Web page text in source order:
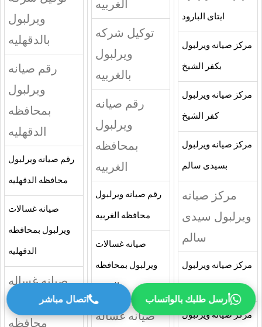
أرسل طلبك بالواتساب اتصال مباشر
ايتاى البارود
مركز صيانه ويرلبول
بكفر الشيخ
مركز صيانه ويرلبول
كفر الشيخ
مركز صيانه ويرلبول
بسيدى سالم
مركز صيانه
ويرلبول سيدى
سالم
مركز صيانه ويرلبول
مركز صيانه ويرلبول
الغربيه
توكيل شركه
ويرلبول
بالغربيه
رقم صيانه
ويرلبول
بمحافظه
الغربيه
رقم صيانه ويرلبول
محافظه الغربيه
صيانه غسالات
ويرلبول بمحافظه
صيانه غساله
ويرلبول
بالدقهليه
رقم صيانه
ويرلبول
بمحافظه
الدقهليه
رقم صيانه ويرلبول
محافظه الدقهليه
صيانه غسالات
ويرلبول بمحافظه
الدقهليه
صيانه غساله
ويرلبول
محافظه